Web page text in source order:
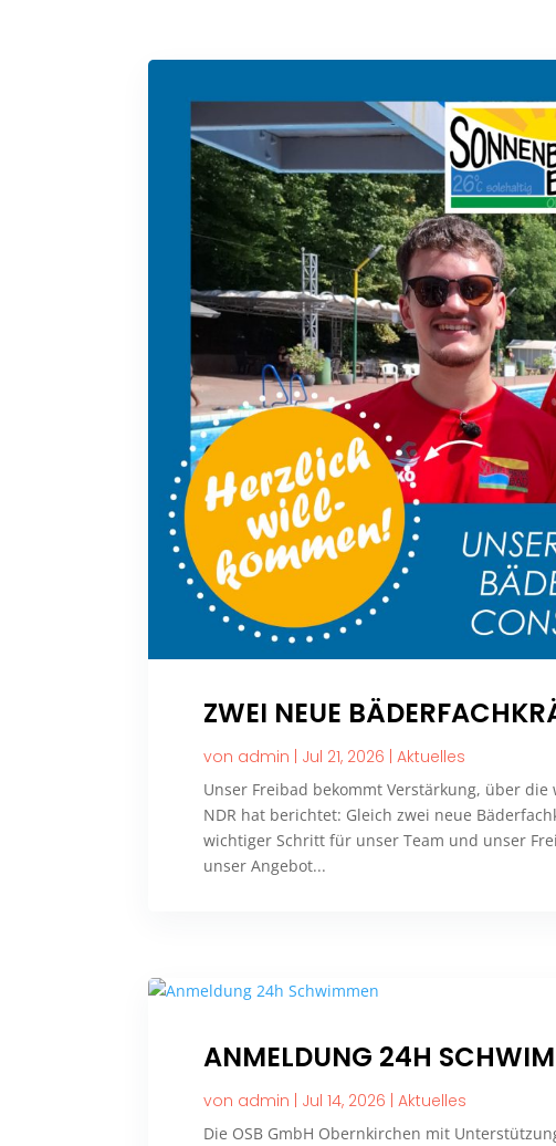
ZWEI NEUE
von admin | Jul 21, 2026 |Aktuelles
Unser Freibad bekommt Verstärkung, über
NDR hat berichtet: Gleich zwei neue
wichtiger Schritt für unser Team und unser
unser Angebot...
ANMELDUNG 24H
von admin | Jul 14, 2026 |Aktuelles
Die OSB GmbH Obernkirchen mit